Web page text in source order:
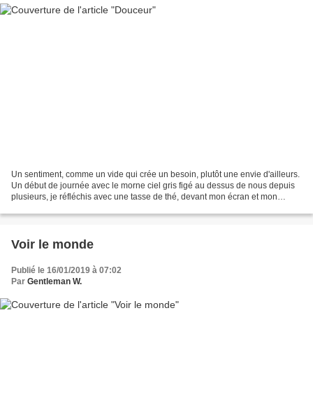
Un sentiment, comme un vide qui crée un besoin, plutôt une envie d'ailleurs.
Un début de journée avec le morne ciel gris figé au dessus de nous depuis
plusieurs, je réfléchis avec une tasse de thé, devant mon écran et mon
Voir le monde
Publié le 16/01/2019 à 07:02
Par Gentleman W.